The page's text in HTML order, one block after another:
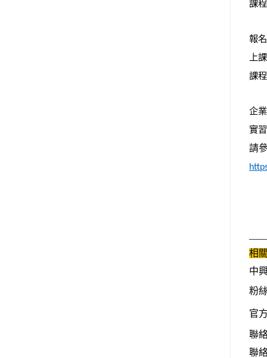
課
報
上
課
企
實
請
相
中
粉
官
聯
聯